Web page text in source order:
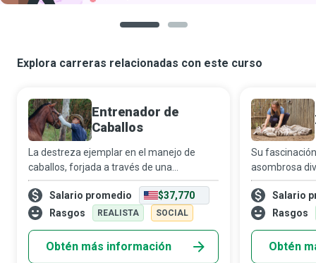
Explora carreras relacionadas con este curso
Entrenador de
Caballos
La destreza ejemplar en el manejo de
caballos, forjada a través de una
combinación equilibrada de intuición,
conocimiento y sabiduría, distingue a los
entrenadores de caballos expertos que
Salario promedio
$37,770
Rasgos
REALISTA SOCIAL
Obtén más información
Su
asombrosa
los zoólogos
Salario
Rasgos
Obtén